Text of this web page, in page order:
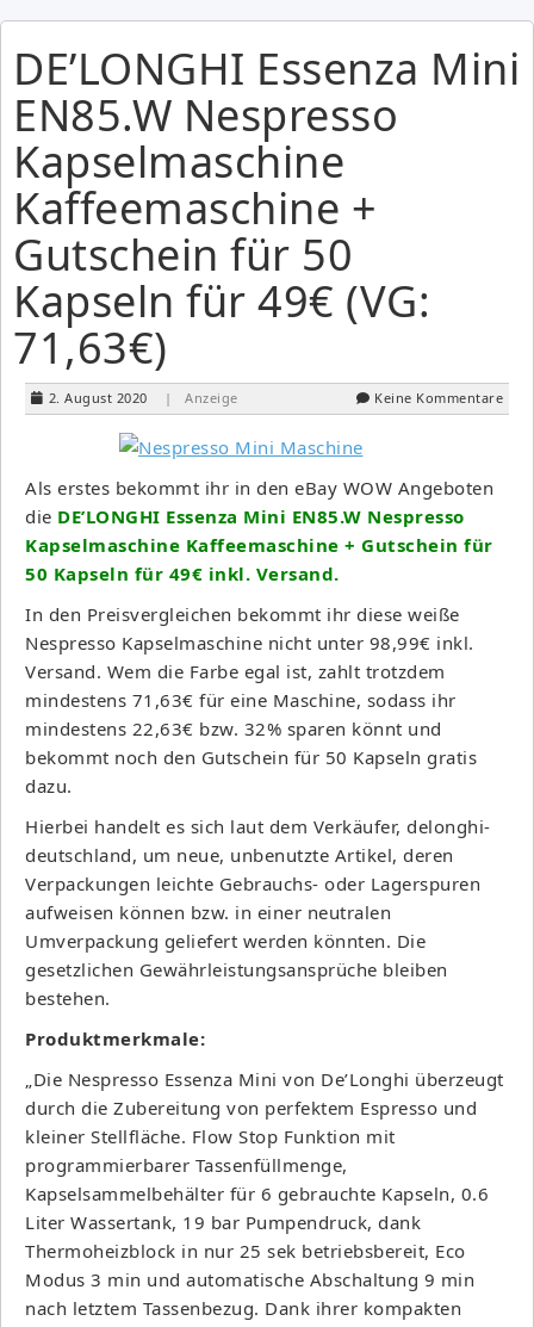
DE’LONGHI Essenza Mini
EN85.W Nespresso
Kapselmaschine
Kaffeemaschine +
Gutschein für 50
Kapseln für 49€ (VG:
71,63€)
2. August 2020 | Anzeige Keine Kommentare
Als erstes bekommt ihr in den eBay WOW Angeboten
die DE’LONGHI Essenza Mini EN85.W Nespresso
Kapselmaschine Kaffeemaschine + Gutschein für
50 Kapseln für 49€ inkl. Versand.
In den Preisvergleichen bekommt ihr diese weiße
Nespresso Kapselmaschine nicht unter 98,99€ inkl.
Versand. Wem die Farbe egal ist, zahlt trotzdem
mindestens 71,63€ für eine Maschine, sodass ihr
mindestens 22,63€ bzw. 32% sparen könnt und
bekommt noch den Gutschein für 50 Kapseln gratis
dazu.
Hierbei handelt es sich laut dem Verkäufer, delonghi-
deutschland, um neue, unbenutzte Artikel, deren
Verpackungen leichte Gebrauchs- oder Lagerspuren
aufweisen können bzw. in einer neutralen
Umverpackung geliefert werden könnten. Die
gesetzlichen Gewährleistungsansprüche bleiben
bestehen.
Produktmerkmale:
„Die Nespresso Essenza Mini von De’Longhi überzeugt
durch die Zubereitung von perfektem Espresso und
kleiner Stellfläche. Flow Stop Funktion mit
programmierbarer Tassenfüllmenge,
Kapselsammelbehälter für 6 gebrauchte Kapseln, 0.6
Liter Wassertank, 19 bar Pumpendruck, dank
Thermoheizblock in nur 25 sek betriebsbereit, Eco
Modus 3 min und automatische Abschaltung 9 min
nach letztem Tassenbezug. Dank ihrer kompakten